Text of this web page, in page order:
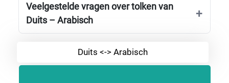
Veelgestelde vragen over tolken van
Duits – Arabisch
Duits <-> Arabisch